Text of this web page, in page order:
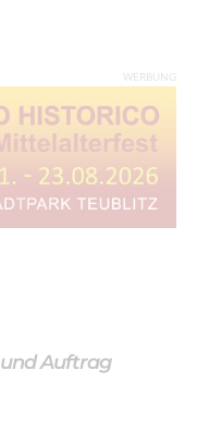
WERBUNG
Auftrag